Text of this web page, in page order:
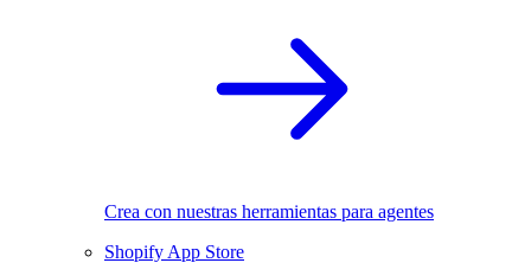
Crea con nuestras herramientas para agentes
Shopify App Store